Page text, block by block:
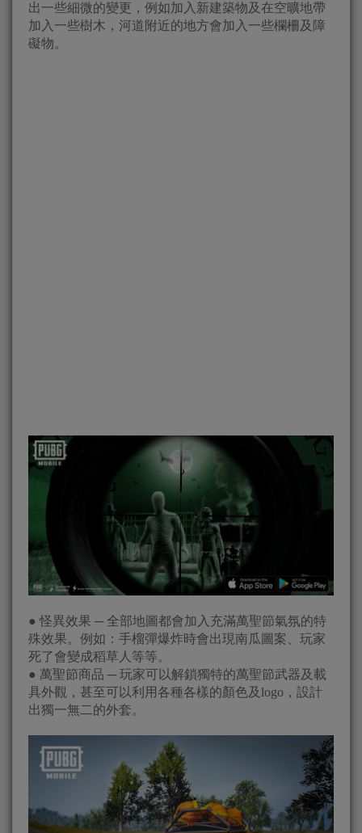
出一些細微的變更，例如加入新建築物及在空曠地帶
加入一些樹木，河道附近的地方會加入一些欄柵及障
礙物。
● 怪異效果 ─ 全部地圖都會加入充滿萬聖節氣氛的特
殊效果。例如：手榴彈爆炸時會出現南瓜圖案、玩家
死了會變成稻草人等等。
● 萬聖節商品 ─ 玩家可以解鎖獨特的萬聖節武器及載
具外觀，甚至可以利用各種各樣的顏色及logo，設計
出獨一無二的外套。